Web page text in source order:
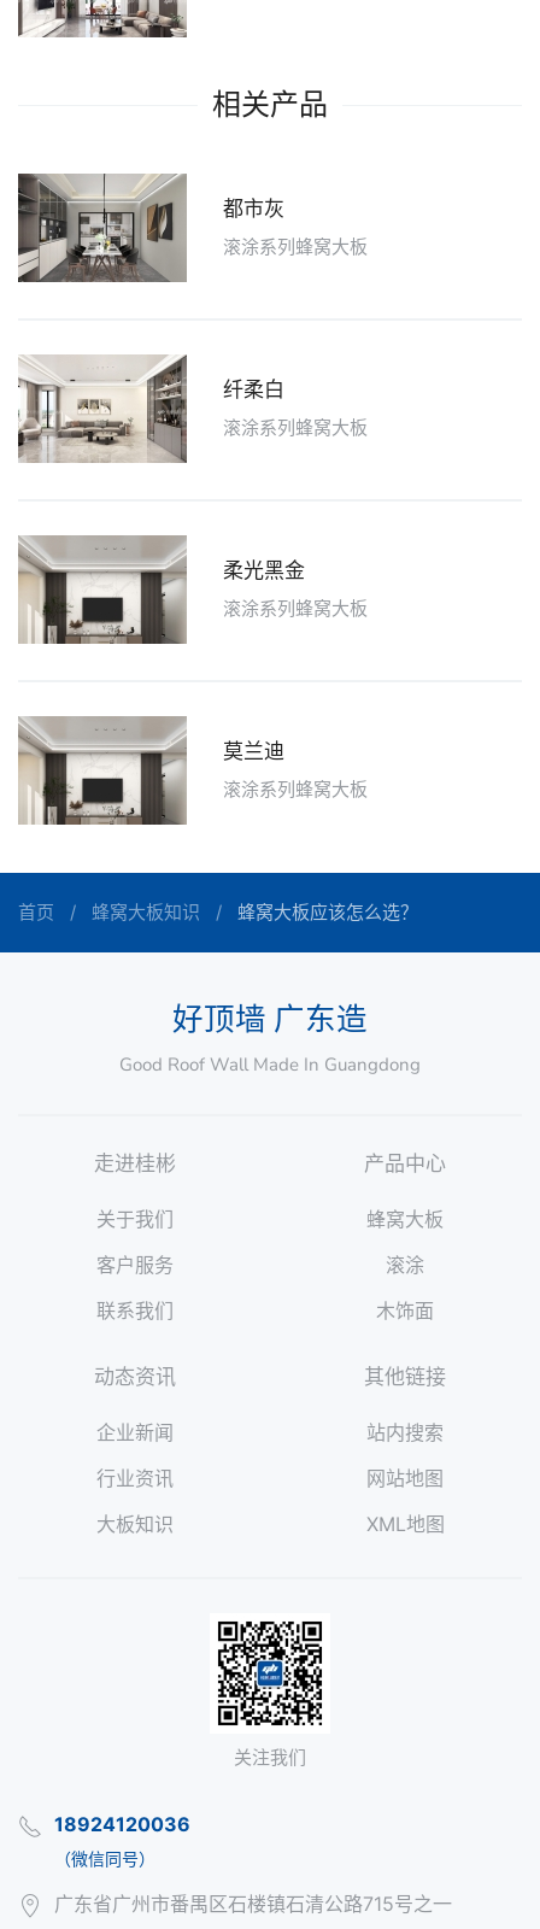
相关产品
都市灰
滚涂系列蜂窝大板
纤柔白
滚涂系列蜂窝大板
柔光黑金
滚涂系列蜂窝大板
莫兰迪
滚涂系列蜂窝大板
首页 蜂窝大板知识 蜂窝大板应该怎么选？
好顶墙 广东造
Good Roof Wall Made In Guangdong
走进桂彬
关于我们
客户服务
联系我们
产品中心
蜂窝大板
滚涂
木饰面
动态资讯
企业新闻
行业资讯
大板知识
其他链接
站内搜索
网站地图
XML地图
关注我们
18924120036
（微信同号）
广东省广州市番禺区石楼镇石清公路715号之一